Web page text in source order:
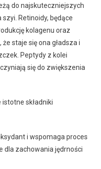
do najskuteczniejszych
Retinoidy, będące
kolagenu oraz
staje się ona gładsza i
Peptydy z kolei
się do zwiększenia
składniki
i wspomaga proces
dla zachowania jędrności